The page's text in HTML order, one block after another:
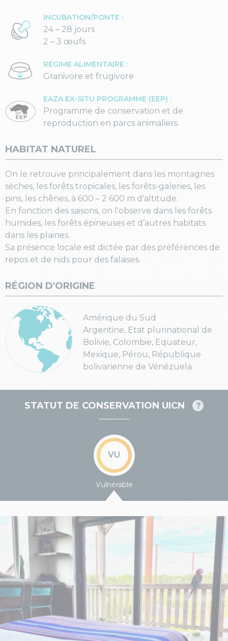
HABITAT NATUREL
On le retrouve principalement dans les montagnes
sèches, les forêts tropicales, les forêts-galeries, les
pins, les chênes, à 600 – 2 600 m d'altitude.
En fonction des saisons, on l'observe dans les forêts
humides, les forêts épineuses et d’autres habitats
dans les plaines.
Sa présence locale est dictée par des préférences de
repos et de nids pour des falaises.
RÉGION D'ORIGINE
Amérique du Sud
Argentine, Etat plurinational de
Bolivie, Colombie, Equateur,
Mexique, Pérou, République
bolivarienne de Vénézuela
INCUBATION/PONTE :
24 – 28 jours
2 – 3 œufs
RÉGIME ALIMENTAIRE :
Granivore et frugivore
EAZA EX-SITU PROGRAMME (EEP) :
Programme de conservation et de
reproduction en parcs animaliers
STATUT DE CONSERVATION UICN
VU
Vulnérable